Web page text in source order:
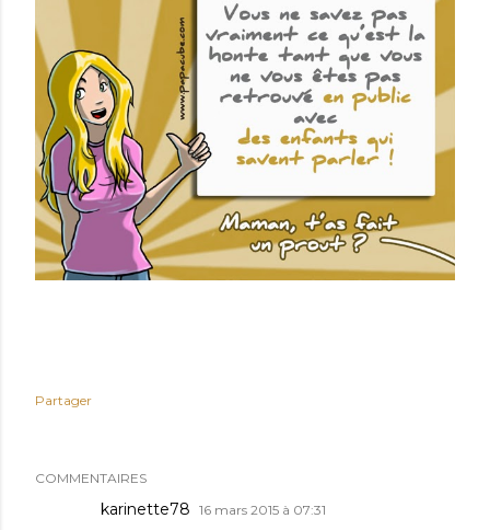
Partager
COMMENTAIRES
karinette78 16 mars 2015 à 07:31